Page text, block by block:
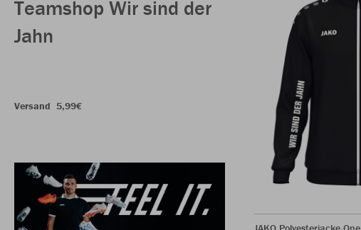
Teamshop Wir sind der
Jahn
Versand 5,99€